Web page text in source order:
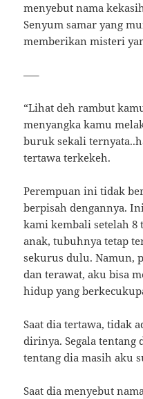
menyebut nama
Senyum samar yang
memberikan misteri
—–
“Lihat deh rambut
menyangka kamu
buruk sekali
tertawa terkekeh.
Perempuan ini tidak
berpisah dengannya.
kami kembali setelah
anak, tubuhnya tetap
sekurus dulu. Namun,
dan terawat, aku bisa
hidup yang
Saat dia tertawa, tidak
dirinya. Segala tentang
tentang dia masih aku
Saat dia menyebut